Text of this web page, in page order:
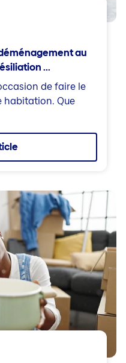
au
...
de faire le
habitation. Que